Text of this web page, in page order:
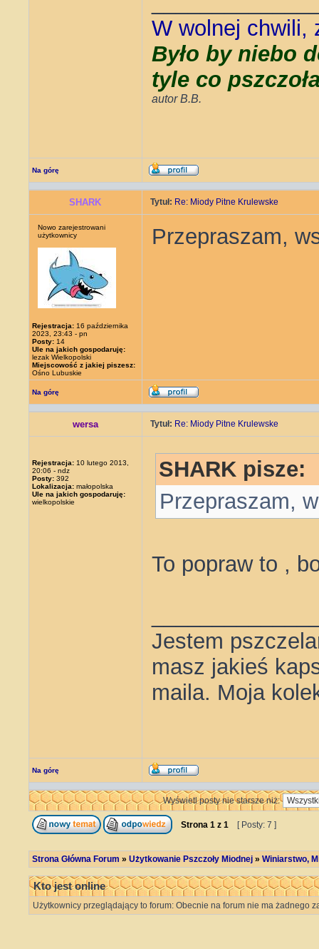
W wolnej chwili,
Było by niebo
tyle co
autor B.B.
Na górę
SHARK Tytuł: Re: Miody Pitne Krulewske
Nowo zarejestrowani
użytkownicy
Rejestracja: 16 października
2023, 23:43 - pn
Posty: 14
Ule na jakich gospodaruję:
lezak Wielkopolski
Miejscowość z jakiej piszesz:
Ośno Lubuskie
Przepraszam,
Na górę
wersa Tytuł: Re: Miody Pitne Krulewske
Rejestracja: 10 lutego 2013,
20:06 - ndz
Posty: 392
Lokalizacja: małopolska
Ule na jakich gospodaruję:
wielkopolskie
SHARK pisze:
Przepraszam,
To popraw to ,
Jestem
masz jakieś
maila. Moja
Na górę
Wyświetl posty nie starsze niż:
Strona 1 z 1 [ Posty: 7 ]
Strona Główna Forum » Użytkowanie Pszczoły Miodnej » Winiarstwo,
Kto jest online
Użytkownicy przeglądający to forum: Obecnie na forum nie ma żadnego